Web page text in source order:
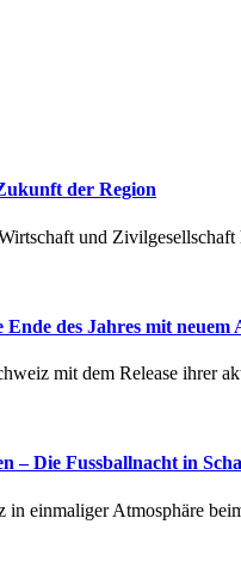
der Region
und
des Jahres mit neuem
mit dem Release ihrer
– Die Fussballnacht in
in einmaliger Atmosphäre